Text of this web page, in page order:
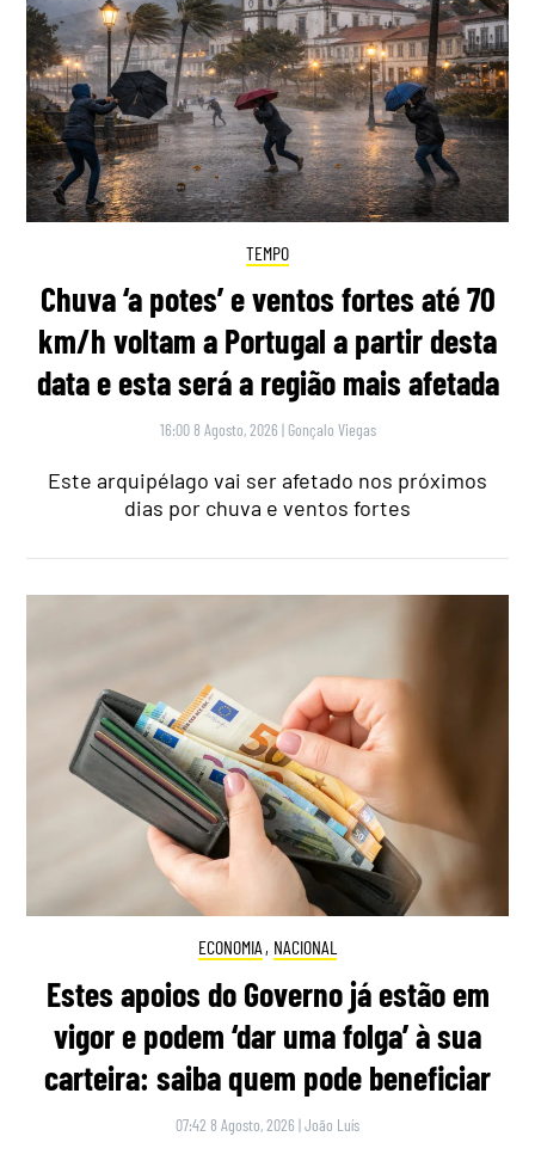
TEMPO
Chuva ‘a potes’ e ventos fortes até 70
km/h voltam a Portugal a partir desta
data e esta será a região mais afetada
16:00 8 Agosto, 2026 | Gonçalo Viegas
Este arquipélago vai ser afetado nos próximos
dias por chuva e ventos fortes
ECONOMIA , NACIONAL
Estes apoios do Governo já estão em
vigor e podem ‘dar uma folga’ à sua
carteira: saiba quem pode beneficiar
07:42 8 Agosto, 2026 |João Luís